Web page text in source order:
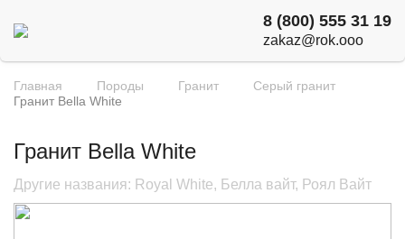
8 (800) 555 31 19
zakaz@rok.ooo
Главная Породы Гранит
Серый гранит
Гранит Bella White
Гранит Bella White
Другие названия: Royal White, Белла вайт, Роял Вайт